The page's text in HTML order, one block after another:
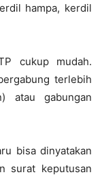
hampa, kerdil
cukup mudah.
terlebih
atau gabungan
bisa dinyatakan
surat keputusan